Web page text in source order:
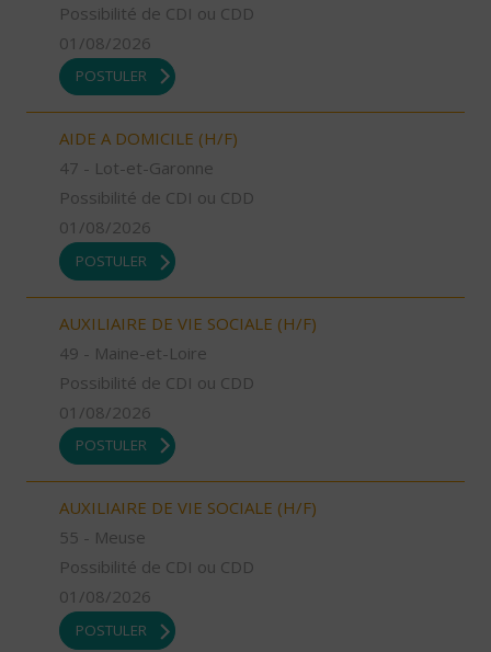
Possibilité de CDI ou CDD
01/08/2026
POSTULER
AIDE A DOMICILE (H/F)
47 - Lot-et-Garonne
Possibilité de CDI ou CDD
01/08/2026
POSTULER
AUXILIAIRE DE VIE SOCIALE (H/F)
49 - Maine-et-Loire
Possibilité de CDI ou CDD
01/08/2026
POSTULER
AUXILIAIRE DE VIE SOCIALE (H/F)
55 - Meuse
Possibilité de CDI ou CDD
01/08/2026
POSTULER